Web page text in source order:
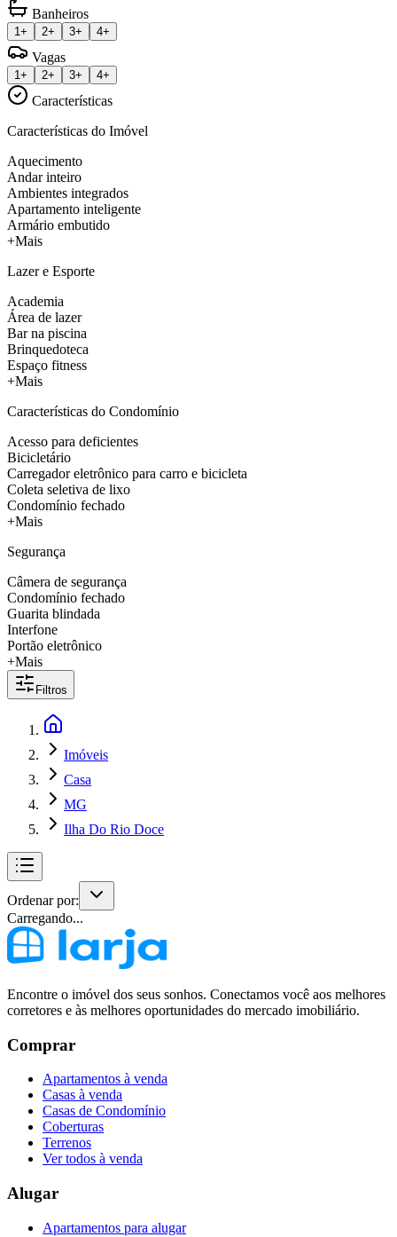
Banheiros
1+ 2+ 3+ 4+
Vagas
1+ 2+ 3+ 4+
Características
Características do Imóvel
Aquecimento
Andar inteiro
Ambientes integrados
Apartamento inteligente
Armário embutido
+Mais
Lazer e Esporte
Academia
Área de lazer
Bar na piscina
Brinquedoteca
Espaço fitness
+Mais
Características do Condomínio
Acesso para deficientes
Bicicletário
Carregador eletrônico para carro e bicicleta
Coleta seletiva de lixo
Condomínio fechado
+Mais
Segurança
Câmera de segurança
Condomínio fechado
Guarita blindada
Interfone
Portão eletrônico
+Mais
Filtros
Imóveis
Casa
MG
Ilha Do Rio Doce
Ordenar por:
Carregando...
Encontre o imóvel dos seus sonhos. Conectamos você aos melhores
corretores e às melhores oportunidades do mercado imobiliário.
Comprar
Apartamentos à venda
Casas à venda
Casas de Condomínio
Coberturas
Terrenos
Ver todos à venda
Alugar
Apartamentos para alugar